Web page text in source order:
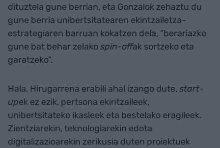
dituztela gune berrian, eta Gonzalok zehaztu du
gune berria unibertsitatearen ekintzailetza-
estrategiaren barruan kokatzen dela, “berariazko
gune bat behar zelakospin-offak sortzeko eta
garatzeko”.
Hala, Hirugarrena erabili ahal izango dute, start-
upek ez ezik, pertsona ekintzaileek,
unibertsitateko ikasleek eta bestelako eragileek.
Zientziarekin, teknologiarekin edota
digitalizazioarekin zerikusia duten proiektuek